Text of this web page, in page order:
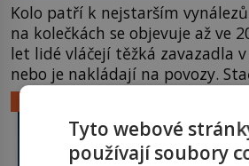
Kolo patří k nejstarším
na kolečkách se objevuje až ve
let lidé vláčejí těžká zavazadla
nebo je nakládají na povozy.
nápad, připevnit ke kufru
nikdo dlouho nedostane. Až
ozve věta, která změní […]
Tyto webové
používají soubory